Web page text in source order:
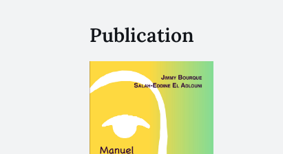
Publication